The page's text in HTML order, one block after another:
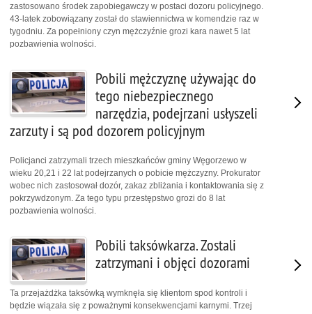
zastosowano środek zapobiegawczy w postaci dozoru policyjnego.
43-latek zobowiązany został do stawiennictwa w komendzie raz w
tygodniu. Za popełniony czyn mężczyźnie grozi kara nawet 5 lat
pozbawienia wolności.
Pobili mężczyznę używając do
tego niebezpiecznego
narzędzia, podejrzani usłyszeli
zarzuty i są pod dozorem policyjnym
Policjanci zatrzymali trzech mieszkańców gminy Węgorzewo w
wieku 20,21 i 22 lat podejrzanych o pobicie mężczyzny. Prokurator
wobec nich zastosował dozór, zakaz zbliżania i kontaktowania się z
pokrzywdzonym. Za tego typu przestępstwo grozi do 8 lat
pozbawienia wolności.
Pobili taksówkarza. Zostali
zatrzymani i objęci dozorami
Ta przejażdżka taksówką wymknęła się klientom spod kontroli i
będzie wiązała się z poważnymi konsekwencjami karnymi. Trzej